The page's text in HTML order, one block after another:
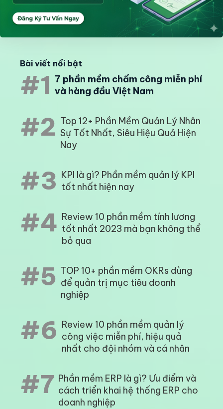
Bài viết nổi bật
#1 7 phần mềm chấm công miễn phí
và hàng đầu Việt Nam
#2 Top 12+ Phần Mềm Quản Lý Nhân
Sự Tốt Nhất, Siêu Hiệu Quả Hiện
Nay
#3 KPI là gì? Phần mềm quản lý KPI
tốt nhất hiện nay
#4 Review 10 phần mềm tính lương
tốt nhất 2023 mà bạn không thể
bỏ qua
#5 TOP 10+ phần mềm OKRs dùng
để quản trị mục tiêu doanh
nghiệp
#6 Review 10 phần mềm quản lý
công việc miễn phí, hiệu quả
nhất cho đội nhóm và cá nhân
#7 Phần mềm ERP là gì? Ưu điểm và
cách triển khai hệ thống ERP cho
doanh nghiệp